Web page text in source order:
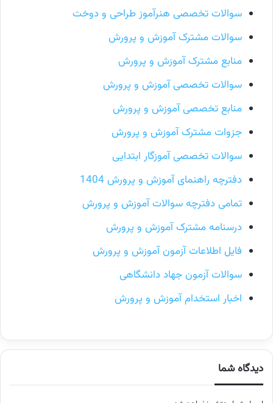
سوالات تخصصی هنرآموز طراحی و دوخت
سوالات مشترک آموزش و پرورش
منابع مشترک آموزش و پرورش
سوالات تخصصی آموزش و پرورش
منابع تخصصی آموزش و پرورش
جزوات مشترک آموزش و پرورش
سوالات تخصصی آموزگار ابتدایی
دفترچه راهنمای آموزش و پرورش 1404
تمامی دفترچه سوالات آموزش و پرورش
درسنامه مشترک آموزش و پرورش
فایل اطلاعات آزمون آموزش و پرورش
سوالات آزمون جهاد دانشگاهی
اخبار استخدام آموزش و پرورش
دیدگاه شما